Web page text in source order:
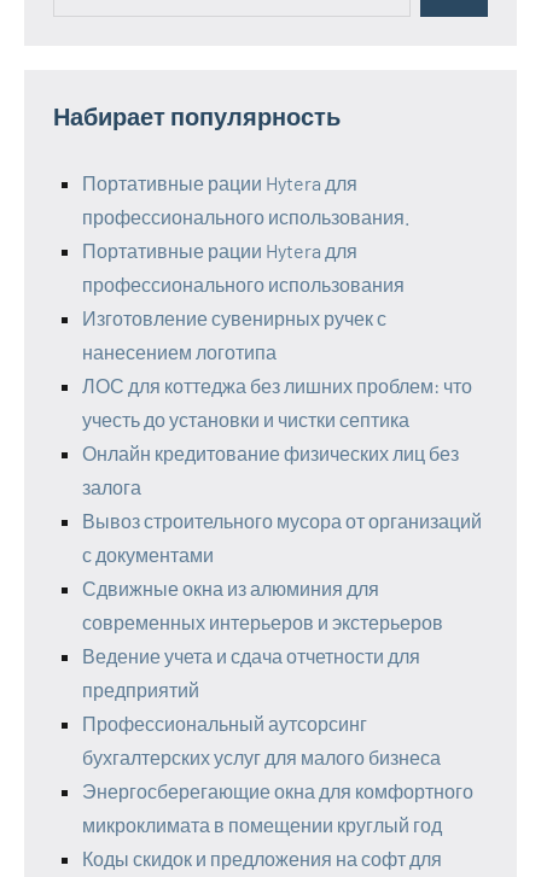
Набирает популярность
Портативные рации Hytera для
профессионального использования.
Портативные рации Hytera для
профессионального использования
Изготовление сувенирных ручек с
нанесением логотипа
ЛОС для коттеджа без лишних проблем: что
учесть до установки и чистки септика
Онлайн кредитование физических лиц без
залога
Вывоз строительного мусора от организаций
с документами
Сдвижные окна из алюминия для
современных интерьеров и экстерьеров
Ведение учета и сдача отчетности для
предприятий
Профессиональный аутсорсинг
бухгалтерских услуг для малого бизнеса
Энергосберегающие окна для комфортного
микроклимата в помещении круглый год
Коды скидок и предложения на софт для